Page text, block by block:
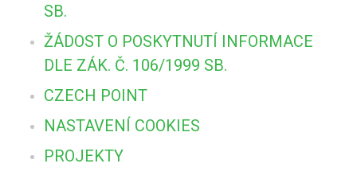
SB.
ŽÁDOST O POSKYTNUTÍ INFORMACE
DLE ZÁK. Č. 106/1999 SB.
CZECH POINT
NASTAVENÍ COOKIES
PROJEKTY